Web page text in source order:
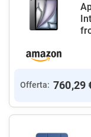
Offerta: 760,29